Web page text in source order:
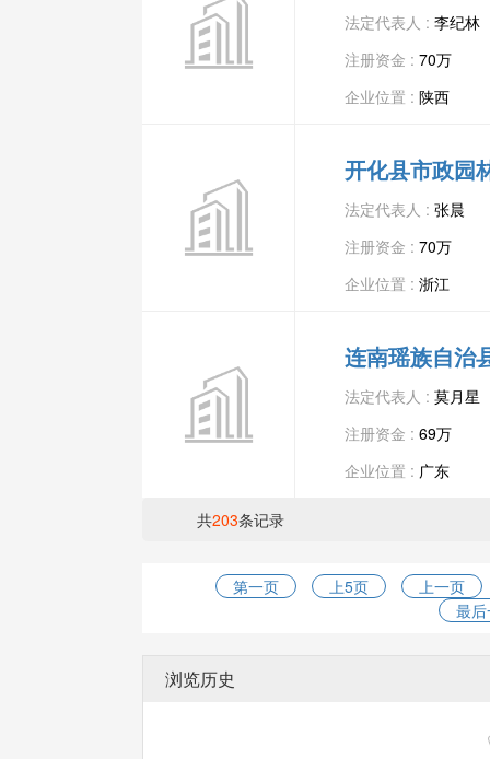
法定代表人 : 李纪林
注册资金 : 70万
企业位置 : 陕西
开化县市政园
法定代表人 : 张晨
注册资金 : 70万
企业位置 : 浙江
连南瑶族自治
法定代表人 : 莫月星
注册资金 : 69万
企业位置 : 广东
共203条记录
第一页 上5页
上一页
最
浏览历史